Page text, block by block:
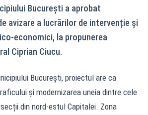
București a aprobat
avizare a lucrărilor de intervenție și
economici, la propunerea
Ciprian Ciucu.
București, proiectul are ca
și modernizarea uneia dintre cele
din nord-estul Capitalei. Zona